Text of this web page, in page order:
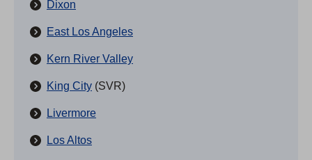
Dixon
East Los Angeles
Kern River Valley
King City (SVR)
Livermore
Los Altos